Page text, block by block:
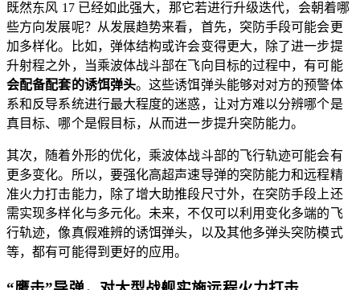
既然东风 17 已经如此强大，那它若进行升级迭代，会朝着哪
些方向发展呢？从发展趋势来看，首先，突防手段可能会更
加多样化。比如，弹体结构或许会变得更大，除了进一步提
升射程之外，当乘波体战斗部在飞向目标的过程中，有可能
会配备配套的诱饵弹头。这些诱饵弹头能够对对方的预警体
系和反导系统进行最大程度的迷惑，让对方难以分辨哪个是
真目标、哪个是假目标，从而进一步提升突防能力。
其次，随着外形的优化，乘波体战斗部的飞行轨迹可能会有
更多变化。所以，要强化高超声速导弹的突防能力和远程精
准火力打击能力，除了增大助推段尺寸外，在突防手段上还
需实现多样化与多元化。未来，不仅可以利用变化多端的飞
行轨迹，像真假难辨的诱饵弹头，以及其他多弹头突防模式
等，都有可能得到更好的应用。